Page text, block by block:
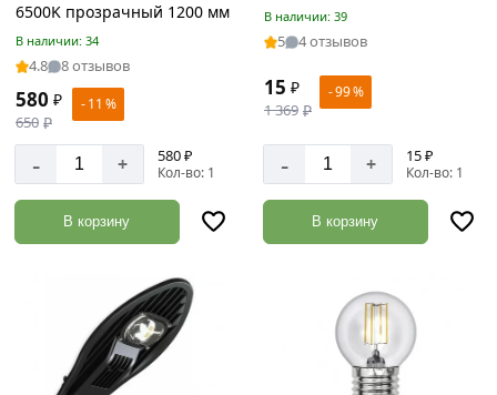
Гипсокартонные
системы
Товаров
по
акции:
Железобетонные
Товаров
Тротуарная
плитка,
бордюр,
6500K прозрачный 1200 мм
В наличии: 34
4.8 8 отзывов
580 ₽
650 ₽
- 11 %
- + 580 ₽
Кол-во: 1
В корзину
В наличии: 39
5 4 отзывов
15 ₽
1 369 ₽
- 99 %
- + 15 ₽
Кол-во: 1
В корзину